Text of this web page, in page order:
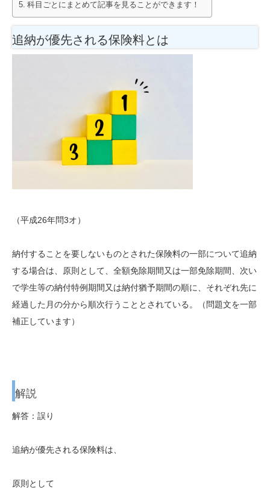
科目ごとにまとめて記事を見ることができます！
追納が優先される保険料とは
（平成26年問3オ）
納付することを要しないものとされた保険料の一部について追納
する場合は、原則として、全額免除期間又は一部免除期間、次い
で学生等の納付特例期間又は納付猶予期間の順に、それぞれ先に
経過した月の分から順次行うこととされている。（問題文を一部
補正しています）
解説
解答：誤り
追納が優先される保険料は、
原則として